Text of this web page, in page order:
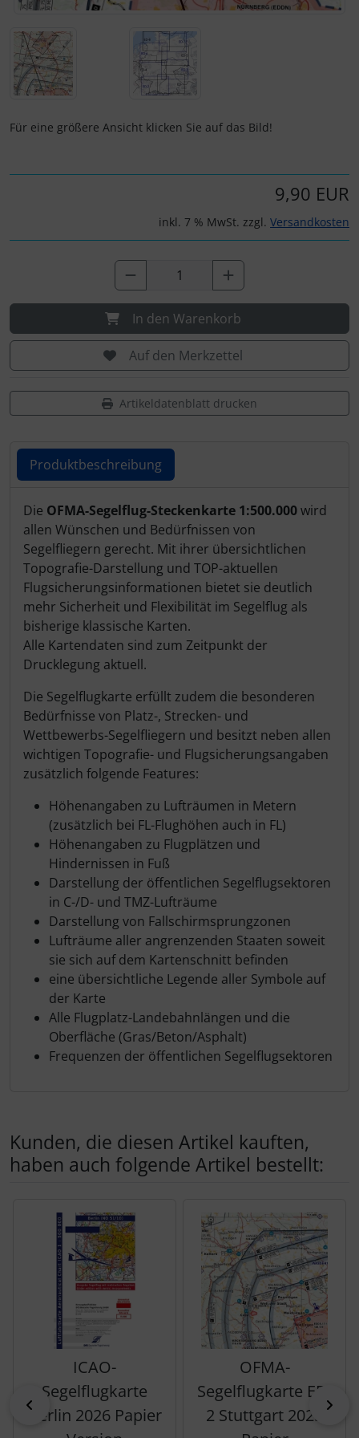
Für eine größere Ansicht klicken Sie auf das Bild!
9,90 EUR
inkl. 7 % MwSt. zzgl. Versandkosten
In den Warenkorb
Auf den Merkzettel
Artikeldatenblatt drucken
Produktbeschreibung
Produktbeschreibung
Die OFMA-Segelflug-Steckenkarte 1:500.000wird
allen Wünschen und Bedürfnissen von
Segelfliegern gerecht. Mit ihrer übersichtlichen
Topografie-Darstellung und TOP-aktuellen
Flugsicherungsinformationen bietet sie deutlich
mehr Sicherheit und Flexibilität im Segelflug als
bisherige klassische Karten.
Alle Kartendaten sind zum Zeitpunkt der
Drucklegung aktuell.
Die Segelflugkarte erfüllt zudem die besonderen
Bedürfnisse von Platz-, Strecken- und
Wettbewerbs-Segelfliegern und besitzt neben allen
wichtigen Topografie- und Flugsicherungsangaben
zusätzlich folgende Features:
Höhenangaben zu Lufträumen in Metern
(zusätzlich bei FL-Flughöhen auch in FL)
Höhenangaben zu Flugplätzen und
Hindernissen in Fuß
Darstellung der öffentlichen Segelflugsektoren
in C-/D- und TMZ-Lufträume
Darstellung von Fallschirmsprungzonen
Lufträume aller angrenzenden Staaten soweit
sie sich auf dem Kartenschnitt befinden
eine übersichtliche Legende aller Symbole auf
der Karte
Alle Flugplatz-Landebahnlängen und die
Oberfläche (Gras/Beton/Asphalt)
Frequenzen der öffentlichen Segelflugsektoren
Kunden, die diesen Artikel kauften,
haben auch folgende Artikel bestellt:
zurück
ICAO-
Segelflugkarte
Berlin 2026 Papier
OFMA-
Segelflugkarte ED-
2 Stuttgart 2025
Instrumente
Mückenputzer
Navigation
Schrauben, Muttern & Co.
Schutz und Pflege
Schutztaschen Interieur
Tapes und Tuning
Transponder
Sonstiges
Schlüsselanhänger
Schmuck
Taschen